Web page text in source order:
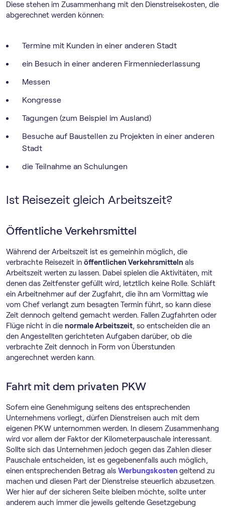
Diese stehen im Zusammenhang mit den Dienstreisekosten, die
abgerechnet werden können:
Termine mit Kunden in einer anderen Stadt
ein Besuch in einer anderen Firmenniederlassung
Messen
Kongresse
Tagungen (zum Beispiel im Ausland)
Besuche auf Baustellen zu Projekten in einer anderen
Stadt
die Teilnahme an Schulungen
Ist Reisezeit gleich Arbeitszeit?
Öffentliche Verkehrsmittel
Während der Arbeitszeit ist es gemeinhin möglich, die
verbrachte Reisezeit in öffentlichen Verkehrsmitteln als
Arbeitszeit werten zu lassen. Dabei spielen die Aktivitäten, mit
denen das Zeitfenster gefüllt wird, letztlich keine Rolle. Schläft
ein Arbeitnehmer auf der Zugfahrt, die ihn am Vormittag wie
vom Chef verlangt zum besagten Termin führt, so kann diese
Zeit dennoch geltend gemacht werden. Fallen Zugfahrten oder
Flüge nicht in die normale Arbeitszeit, so entscheiden die an
den Angestellten gerichteten Aufgaben darüber, ob die
verbrachte Zeit dennoch in Form von Überstunden
angerechnet werden kann.
Fahrt mit dem privaten PKW
Sofern eine Genehmigung seitens des entsprechenden
Unternehmens vorliegt, dürfen Dienstreisen auch mit dem
eigenen PKW unternommen werden. In diesem Zusammenhang
wird vor allem der Faktor der Kilometerpauschale interessant.
Sollte sich das Unternehmen jedoch gegen das Zahlen dieser
Pauschale entscheiden, ist es gegebenenfalls auch möglich,
einen entsprechenden Betrag als Werbungskosten geltend zu
machen und diesen Part der Dienstreise steuerlich abzusetzen.
Wer hier auf der sicheren Seite bleiben möchte, sollte unter
anderem auch immer die jeweils geltende Gesetzgebung